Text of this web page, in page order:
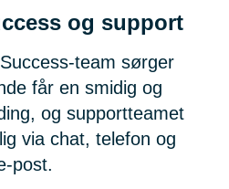
og support
team sørger
får en smidig og
og supportteamet
via chat, telefon og
post.